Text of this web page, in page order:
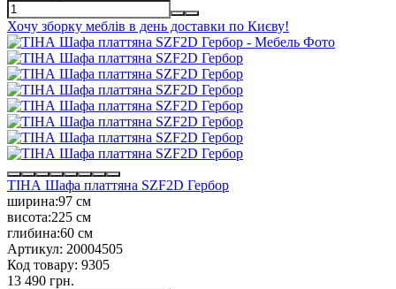
Хочу зборку меблів в день доставки по Києву!
ТІНА Шафа платтяна SZF2D Гербор
ширина:97 см
висота:225 см
глибина:60 см
Артикул: 20004505
Код товару: 9305
13 490 грн.